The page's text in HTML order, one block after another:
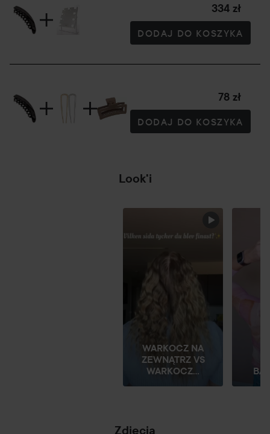
334 zł
DODAJ DO KOSZYKA
78 zł
DODAJ DO KOSZYKA
Look'i
WARKOCZ NA
ZEWNĄTRZ VS
WARKOCZ...
Zdjęcia